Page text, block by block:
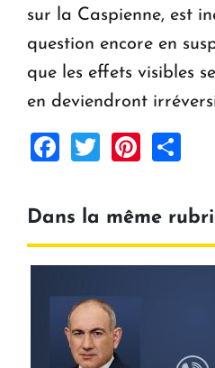
sur la Caspienne, est
question encore en
que les effets visibles
en deviendront
Facebook
Twitter
Dans la même